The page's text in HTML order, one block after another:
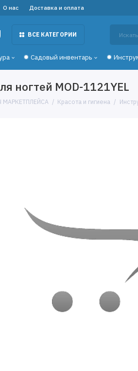
О нас Доставка и оплата
ВСЕ КАТЕГОРИИ
✹ Садовый инвентарь ✹
ногтей MOD-1121YEL
МАРКЕТПЛЕЙСА Красота и гигиена